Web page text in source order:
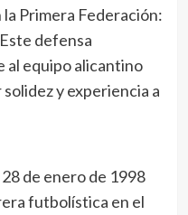
Primera Federación:
defensa
al equipo alicantino
y experiencia a
de enero de 1998
futbolística en el